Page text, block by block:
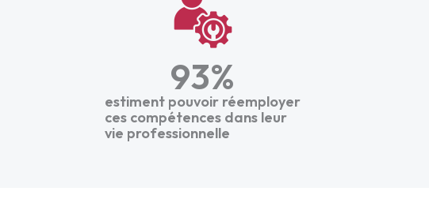
estiment pouvoir réemployer
ces compétences dans leur
vie professionnelle
93%